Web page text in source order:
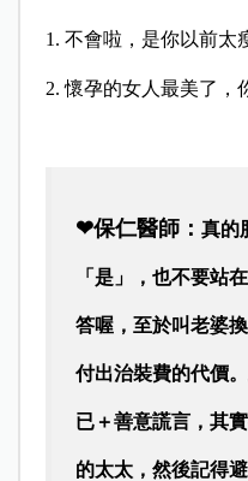
1. 不會啦，是你以前太
2. 懷孕的女人最美了，
❤保仁醫師： 真的
「是」，也不要站
答喔，至於叫老婆
付出治裝費的代價
已＋善意謊言，其
的太太，然後記得